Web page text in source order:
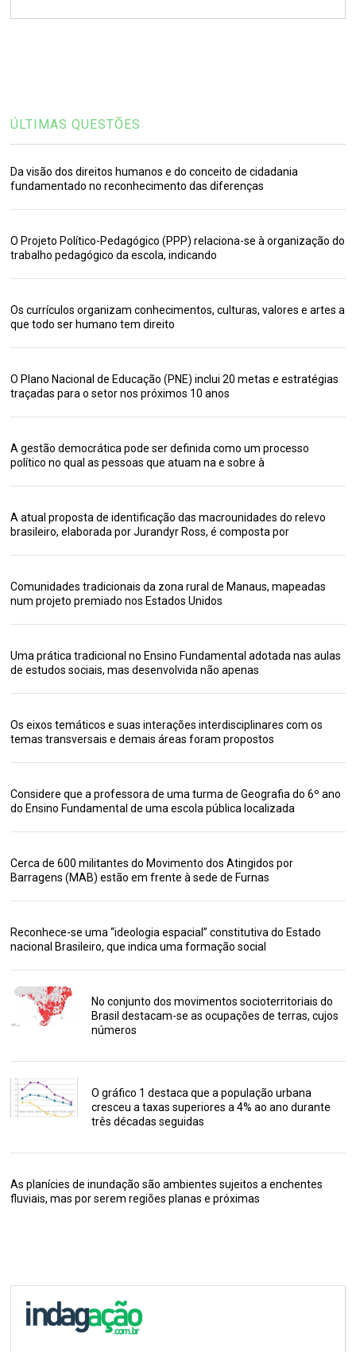
ÚLTIMAS QUESTÕES
Da visão dos direitos humanos e do conceito de cidadania
fundamentado no reconhecimento das diferenças
O Projeto Político-Pedagógico (PPP) relaciona-se à organização do
trabalho pedagógico da escola, indicando
Os currículos organizam conhecimentos, culturas, valores e artes a
que todo ser humano tem direito
O Plano Nacional de Educação (PNE) inclui 20 metas e estratégias
traçadas para o setor nos próximos 10 anos
A gestão democrática pode ser definida como um processo
político no qual as pessoas que atuam na e sobre à
A atual proposta de identificação das macrounidades do relevo
brasileiro, elaborada por Jurandyr Ross, é composta por
Comunidades tradicionais da zona rural de Manaus, mapeadas
num projeto premiado nos Estados Unidos
Uma prática tradicional no Ensino Fundamental adotada nas aulas
de estudos sociais, mas desenvolvida não apenas
Os eixos temáticos e suas interações interdisciplinares com os
temas transversais e demais áreas foram propostos
Considere que a professora de uma turma de Geografia do 6º ano
do Ensino Fundamental de uma escola pública localizada
Cerca de 600 militantes do Movimento dos Atingidos por
Barragens (MAB) estão em frente à sede de Furnas
Reconhece-se uma “ideologia espacial” constitutiva do Estado
nacional Brasileiro, que indica uma formação social
No conjunto dos movimentos socioterritoriais do
Brasil destacam-se as ocupações de terras, cujos
números
O gráfico 1 destaca que a população urbana
cresceu a taxas superiores a 4% ao ano durante
três décadas seguidas
As planícies de inundação são ambientes sujeitos a enchentes
fluviais, mas por serem regiões planas e próximas